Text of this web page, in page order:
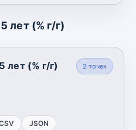
лет (% г/г)
лет (% г/г) 2 точек
JSON